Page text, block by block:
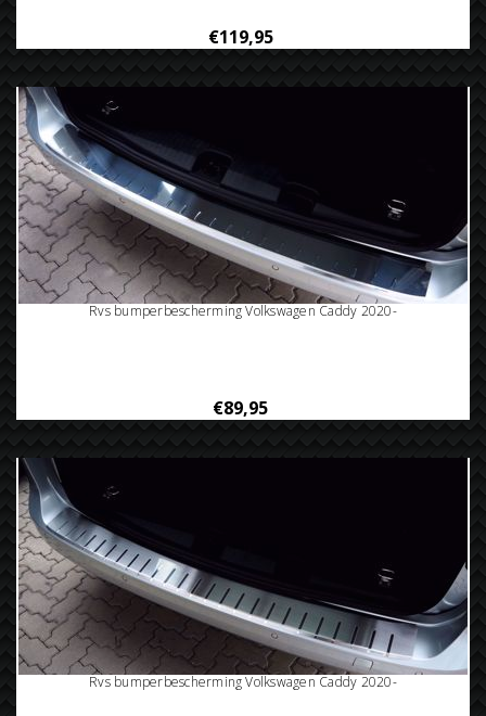
€119,95
Rvs bumperbescherming Volkswagen Caddy 2020-
€89,95
Rvs bumperbescherming Volkswagen Caddy 2020-